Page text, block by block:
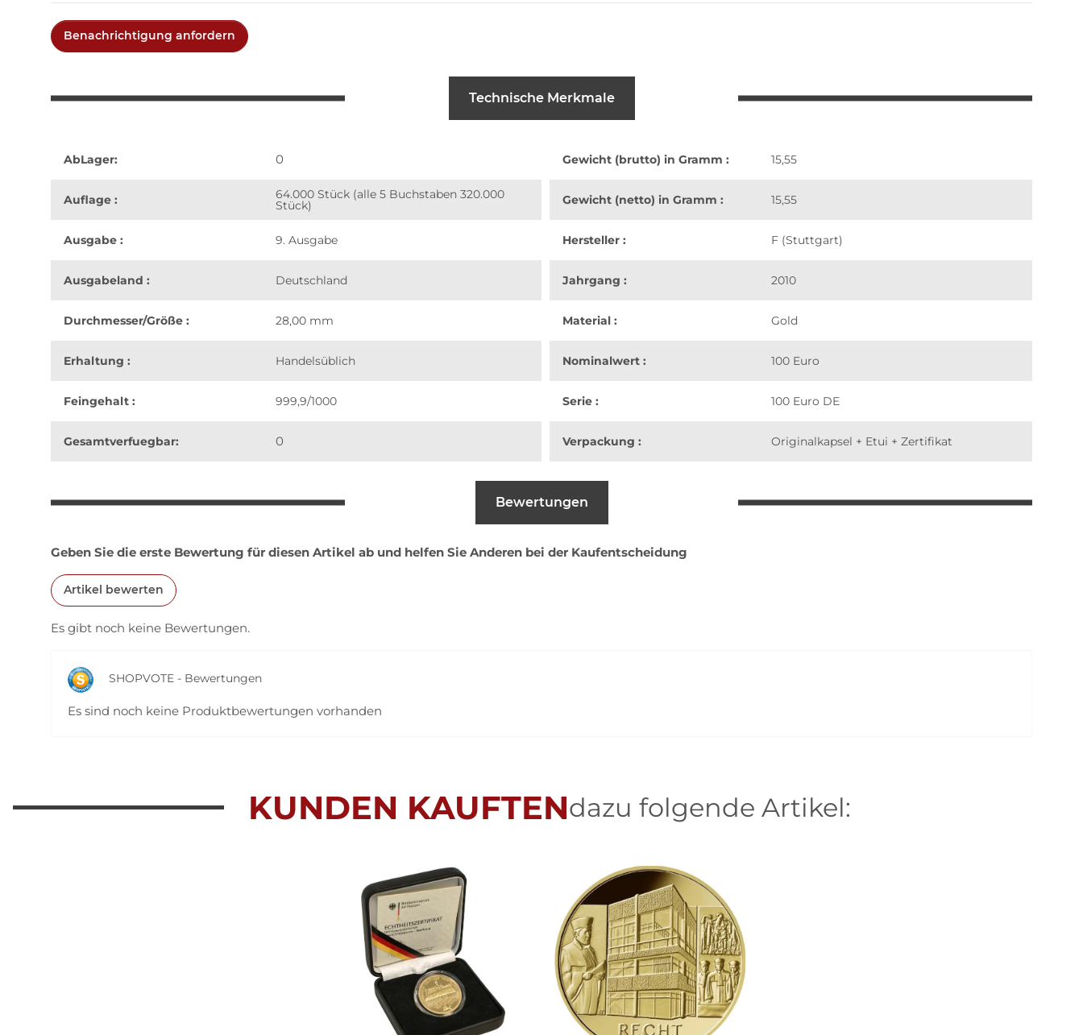
Benachrichtigung anfordern
Technische Merkmale
AbLager: 0
Auflage : 64.000 Stück (alle 5 Buchstaben 320.000
Stück)
Ausgabe : 9. Ausgabe
Ausgabeland : Deutschland
Durchmesser/Größe : 28,00 mm
Erhaltung : Handelsüblich
Feingehalt : 999,9/1000
Gesamtverfuegbar: 0
Gewicht (brutto) in Gramm : 15,55
Gewicht (netto) in Gramm : 15,55
Hersteller : F (Stuttgart)
Jahrgang : 2010
Material : Gold
Nominalwert : 100 Euro
Serie : 100 Euro DE
Verpackung : Originalkapsel + Etui + Zertifikat
Bewertungen
Geben Sie die erste Bewertung für diesen Artikel ab und helfen Sie Anderen bei der Kaufentscheidung
Artikel bewerten
Es gibt noch keine Bewertungen.
SHOPVOTE - Bewertungen
Es sind noch keine Produktbewertungen vorhanden
KUNDEN KAUFTENdazu folgende Artikel: